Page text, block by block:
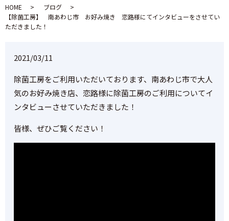
HOME
ブログ
【除菌工房】 南あわじ市 お好み焼き 恋路様にてインタビューをさせてい
ただきました！
2021/03/11
除菌工房をご利用いただいております、南あわじ市で大人
気のお好み焼き店、恋路様に除菌工房のご利用についてイ
ンタビューさせていただきました！
皆様、ぜひご覧ください！